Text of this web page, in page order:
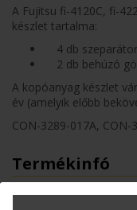
A Fujitsu fi-4120C, fi-
készlet tartalma:
4 db
2 db behúzó
A kopóanyag készlet
év (amelyik előbb
CON-3289-017A, CON-
Termékinfó